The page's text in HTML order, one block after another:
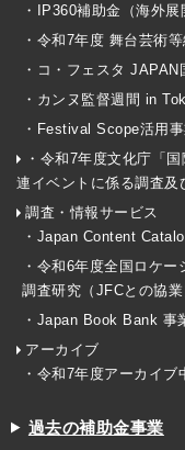
・IP360補助金（海外
・令和7年度 舞台芸術
・コ・フェスタ
・カンヌ監督週間 in
・Festival Scope活用
・令和7年度文化庁「
連イベントに係る調査及
調査・情報サービス
・Japan Content
・令和6年度全国ロケ
調査研究（JFCとの協業
・Japan Book Bank 事
アーカイブ
・令和7年度アーカイ
過去の補助金事業